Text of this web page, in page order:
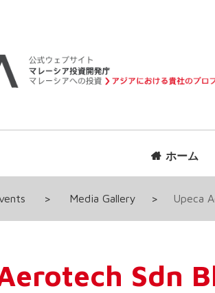
ホーム
> Media Gallery > Upeca
Sdn